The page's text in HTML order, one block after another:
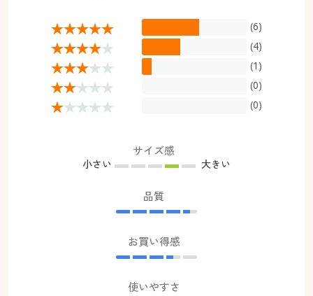
(6)
(4)
(1)
(0)
(0)
サイズ感
小さい 大きい
品質
お買い得感
使いやすさ